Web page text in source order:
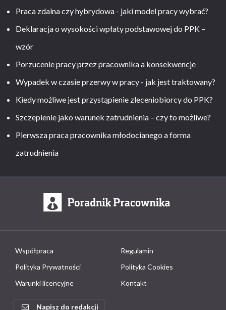
Praca zdalna czy hybrydowa - jaki model pracy wybrać?
Deklaracja o wysokości wpłaty podstawowej do PPK –
wzór
Porzucenie pracy przez pracownika a konsekwencje
Wypadek w czasie przerwy w pracy - jak jest traktowany?
Kiedy możliwe jest przystąpienie zleceniobiorcy do PPK?
Szczepienie jako warunek zatrudnienia – czy to możliwe?
Pierwsza praca pracownika młodocianego a forma
zatrudnienia
Współpraca
Regulamin
Polityka Prywatności
Polityka Cookies
Warunki licencyjne
Kontakt
Napisz do redakcji